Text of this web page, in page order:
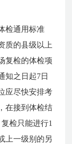
检通用标准
质的县级以上
复检的体检项
知之日起7日
应尽快安排考
在接到体检结
检只能进行1
上一级别的另